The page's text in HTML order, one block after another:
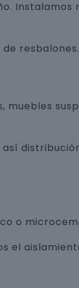
Instalamos
resbalones.
o
el